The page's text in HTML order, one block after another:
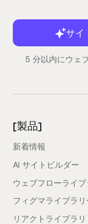
サイ
5 分以内にウェ
[製品]
新着情報
AI サイトビルダー
ウェブフローライブ
フィグマライブラリ
リアクトライブラリ